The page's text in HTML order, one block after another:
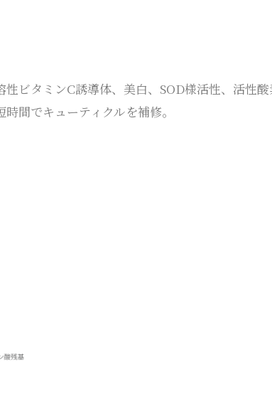
ビタミンC誘導体、美白、SOD様活性、活性
間でキューティクルを補修。